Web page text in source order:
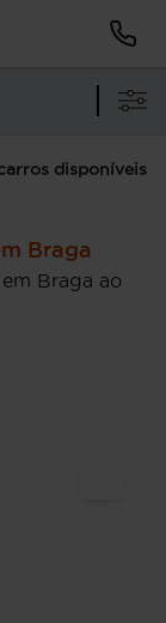
disponíveis
Braga
Braga ao